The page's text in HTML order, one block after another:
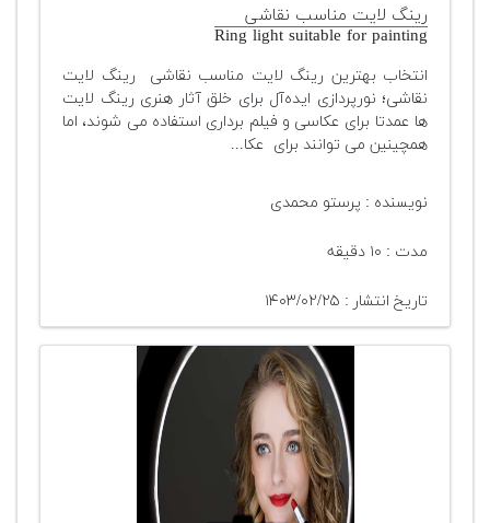
رینگ لایت مناسب نقاشی
Ring light suitable for painting
انتخاب بهترین رینگ لایت مناسب نقاشی رینگ لایت
نقاشی؛ نورپردازی ایده‌آل برای خلق آثار هنری رینگ لایت
ها عمدتا برای عکاسی و فیلم برداری استفاده می شوند، اما
همچینین می توانند برای عکا...
نویسنده : پرستو محمدی
مدت : ۱۰ دقیقه
تاریخ انتشار : ۱۴۰۳/۰۲/۲۵